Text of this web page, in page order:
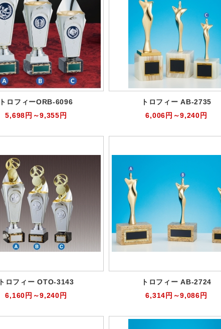
トロフィーORB-6096
5,698円～9,355円
トロフィー AB-2735
6,006円～9,240円
トロフィー OTO-3143
6,160円～9,240円
トロフィー AB-2724
6,314円～9,086円